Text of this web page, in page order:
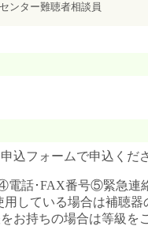
ンター難聴者相談員
込フォームで申込くだ
話･FAX番号⑤緊急連
している場合は補聴
お持ちの場合は等級を